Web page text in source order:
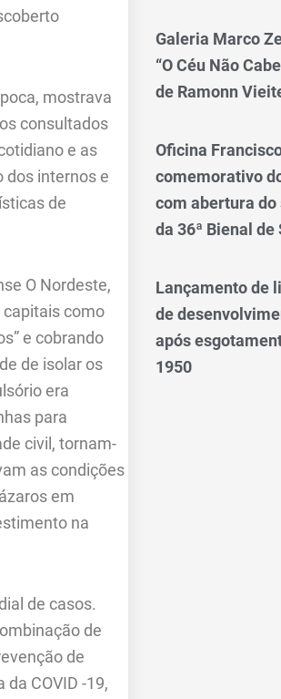
mostrava
consultados
e as
dos internos e
de
O Nordeste,
capitais como
e cobrando
de isolar os
era
para
civil, tornam-
as condições
em
na
de casos.
de
de
COVID -19,
Galeria Marco
“O Céu Não
de Ramonn
Oficina
comemorativo
com abertura
da 36ª Bienal de
Lançamento de
de
após
1950